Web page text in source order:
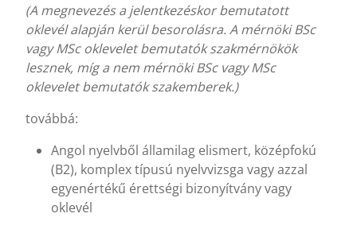
(A megnevezés a jelentkezéskor bemutatott
oklevél alapján kerül besorolásra. A mérnöki BSc
vagy MSc oklevelet bemutatók szakmérnökök
lesznek, míg a nem mérnöki BSc vagy MSc
oklevelet bemutatók szakemberek.)
továbbá:
Angol nyelvből államilag elismert, középfokú
(B2), komplex típusú nyelvvizsga vagy azzal
egyenértékű érettségi bizonyítvány vagy
oklevél